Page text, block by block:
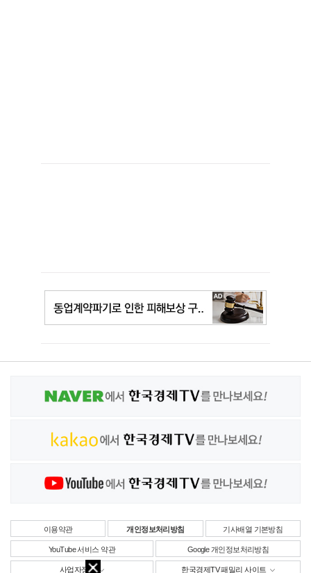
이용약관 개인정보처리방침 기사배열 기본방침
YouTube 서비스 약관 Google 개인정보처리방침
사업자정보 한국경제TV 패밀리 사이트